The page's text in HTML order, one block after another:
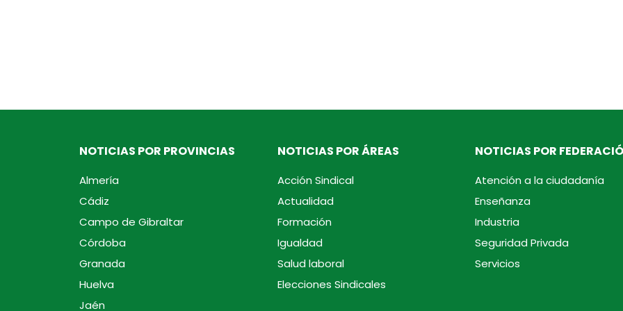
NOTICIAS POR PROVINCIAS
Almería
Cádiz
Campo de Gibraltar
Córdoba
Granada
Huelva
Jaén
NOTICIAS POR ÁREAS
Acción Sindical
Actualidad
Formación
Igualdad
Salud laboral
Elecciones Sindicales
NOTICIAS POR
Atención a la ciudadanía
Enseñanza
Industria
Seguridad Privada
Servicios